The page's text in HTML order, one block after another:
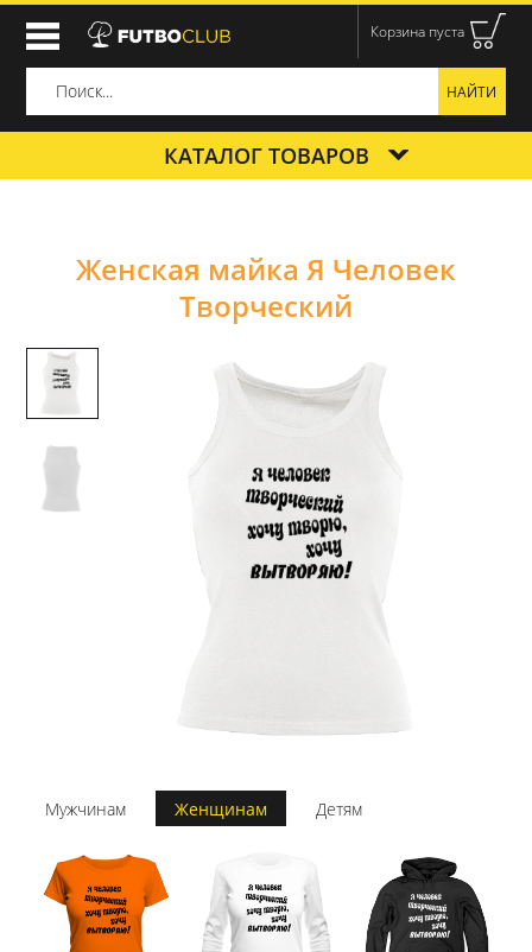
Корзина пуста
КАТАЛОГ ТОВАРОВ
Женская майка Я Человек
Творческий
Мужчинам Женщинам Детям